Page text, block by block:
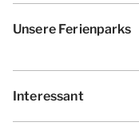
Unsere Ferienparks
Interessant